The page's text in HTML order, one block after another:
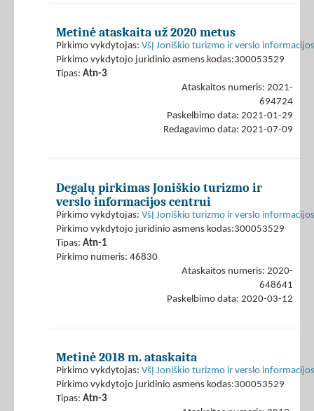
Metinė ataskaita už 2020 metus
Pirkimo vykdytojas: VšĮ Joniškio turizmo ir verslo
Pirkimo vykdytojo juridinio asmens kodas:300053529
Tipas: Atn-3
Ataskaitos numeris: 2021-
694724
Paskelbimo data: 2021-01-29
Redagavimo data: 2021-07-09
Degalų pirkimas Joniškio turizmo ir
verslo informacijos centrui
Pirkimo vykdytojas: VšĮ Joniškio turizmo ir verslo
Pirkimo vykdytojo juridinio asmens kodas:300053529
Tipas: Atn-1
Pirkimo numeris: 46830
Ataskaitos numeris: 2020-
648641
Paskelbimo data: 2020-03-12
Metinė 2018 m. ataskaita
Pirkimo vykdytojas: VšĮ Joniškio turizmo ir verslo
Pirkimo vykdytojo juridinio asmens kodas:300053529
Tipas: Atn-3